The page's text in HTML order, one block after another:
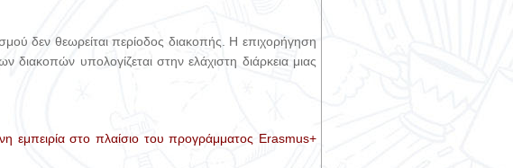
δεν θεωρείται περίοδος διακοπής. Η επιχορήγηση
διακοπών υπολογίζεται στην ελάχιστη διάρκεια μιας
εμπειρία στο πλαίσιο του προγράμματος Erasmus+